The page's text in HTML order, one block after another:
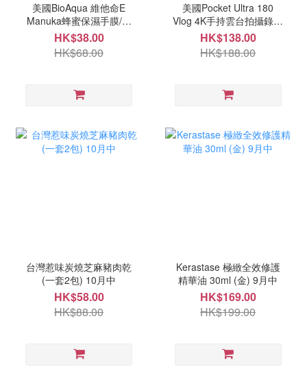
美國BioAqua 維他命E
Manuka蜂蜜保濕手膜/腳
膜(一套5片) 10月中
HK$38.00
HK$68.00
美國Pocket Ultra 180
Vlog 4K手持雲台拍攝錄器
10月中
HK$138.00
HK$188.00
台灣惹味炭燒芝麻豬肉乾
(一套2包) 10月中
HK$58.00
HK$88.00
Kerastase 極緻全效修護
精華油 30ml (金) 9月中
HK$169.00
HK$199.00